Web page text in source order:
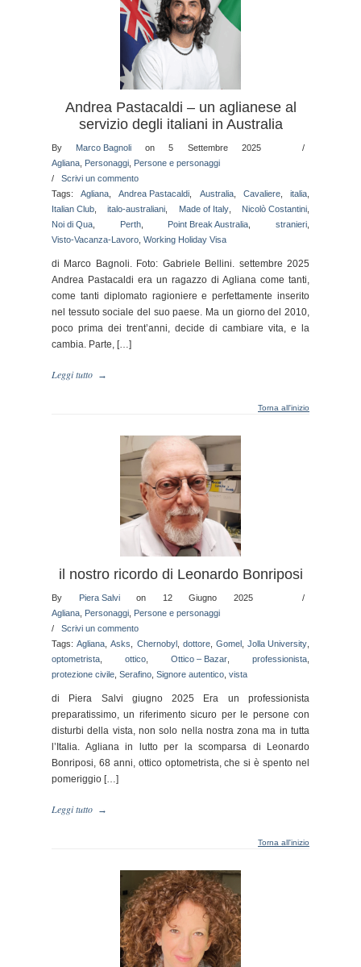
Andrea Pastacaldi – un aglianese al
servizio degli italiani in Australia
By Marco Bagnoli on 5 Settembre 2025
/
Agliana
Personaggi
Persone e personaggi
/ Scrivi un commento
Tags:Agliana ,Andrea Pastacaldi Australia, Cavaliere,italia
Italian Club ,italo-australiani Made of Italy, Nicolò Costantini
Noi di Qua
Perth, Point Break Australia ,stranieri
Visto-Vacanza-Lavoro Working Holiday Visa
di Marco Bagnoli. Foto: Gabriele Bellini. settembre 2025
Andrea Pastacaldi era un ragazzo di Agliana come tanti,
come tanti diplomato ragioniere e perfettamente inserito
nel tessuto sociale del suo paese. Ma un giorno del 2010,
poco prima dei trent’anni, decide di cambiare vita, e la
cambia. Parte, […]
Leggi tutto →
Torna all'inizio
il nostro ricordo di Leonardo Bonriposi
By Piera Salvion 12 Giugno 2025
/
Agliana
Personaggi
Persone e personaggi
/ Scrivi un commento
Tags:Agliana ,Asks Chernobyl dottore, Gomel ,Jolla University
optometrista
ottico Ottico – Bazar professionista
protezione civile Serafino Signore autentico vista
di Piera Salvi giugno 2025 Era un professionista
preparatissimo, un riferimento sicuro per le persone con
disturbi della vista, non solo nella nostra zona ma in tutta
l’Italia. Agliana in lutto per la scomparsa di Leonardo
Bonriposi, 68 anni, ottico optometrista, che si è spento nel
pomeriggio […]
Leggi tutto →
Torna all'inizio